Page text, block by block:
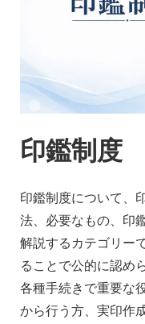
印鑑制度
印鑑制度について、
法、必要なもの、印
解説するカテゴリー
ることで公的に認め
各種手続きで重要な
から行う方、実印作